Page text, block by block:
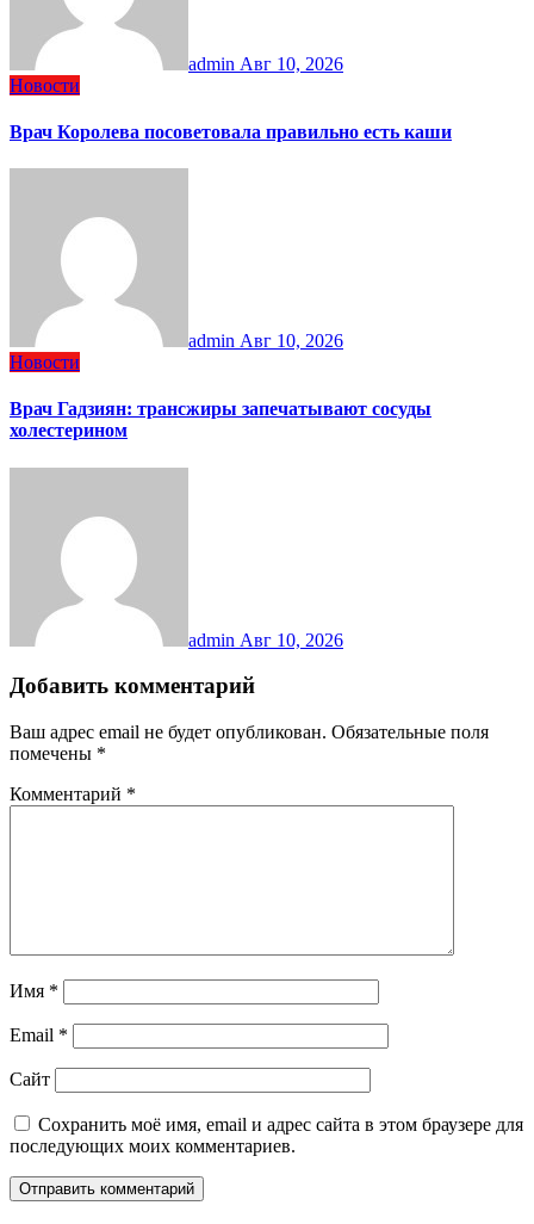
admin Авг 10, 2026
Новости
Врач Королева посоветовала правильно есть каши
admin Авг 10, 2026
Новости
Врач Гадзиян: трансжиры запечатывают сосуды
холестерином
admin Авг 10, 2026
Добавить комментарий
Ваш адрес email не будет опубликован. Обязательные поля
помечены *
Комментарий *
Имя *
Email *
Сайт
Сохранить моё имя, email и адрес сайта в этом браузере для
последующих моих комментариев.